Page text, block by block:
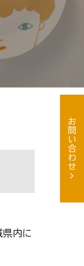
県内に
お問い合わせ